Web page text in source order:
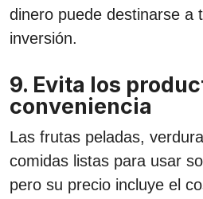
dinero puede destinarse a
inversión.
9. Evita los
conveniencia
Las frutas peladas,
comidas listas para usar
pero su precio incluye el